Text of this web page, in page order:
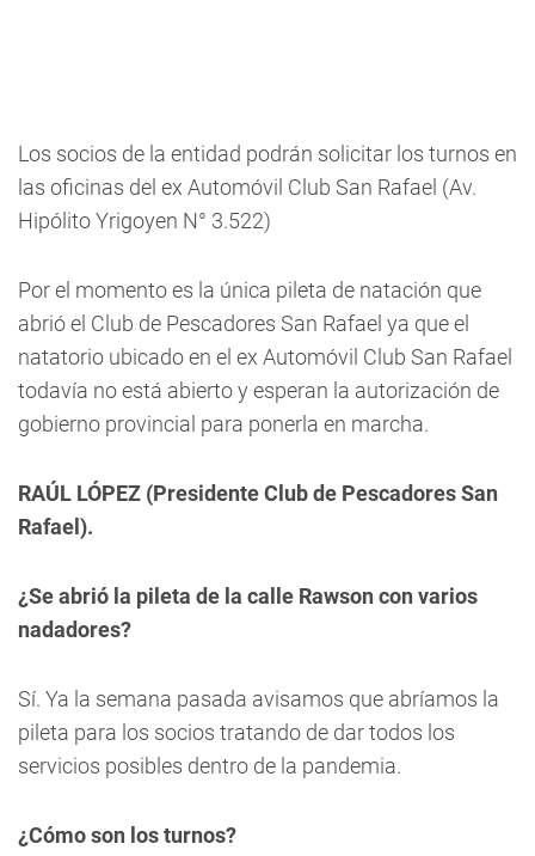
Los socios de la entidad podrán solicitar los turnos en
las oficinas del ex Automóvil Club San Rafael (Av.
Hipólito Yrigoyen N° 3.522)
Por el momento es la única pileta de natación que
abrió el Club de Pescadores San Rafael ya que el
natatorio ubicado en el ex Automóvil Club San Rafael
todavía no está abierto y esperan la autorización de
gobierno provincial para ponerla en marcha.
RAÚL LÓPEZ (Presidente Club de Pescadores San
Rafael).
¿Se abrió la pileta de la calle Rawson con varios
nadadores?
Sí. Ya la semana pasada avisamos que abríamos la
pileta para los socios tratando de dar todos los
servicios posibles dentro de la pandemia.
¿Cómo son los turnos?